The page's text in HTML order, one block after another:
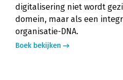
digitalisering niet wordt
domein, maar als een
organisatie-DNA.
Boek bekijken